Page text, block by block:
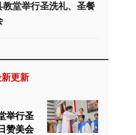
堂举行圣洗礼、圣餐
更新
举行圣
赞美会